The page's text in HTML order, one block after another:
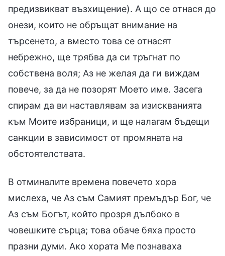
предизвикват възхищение). А що се отнася до
онези, които не обръщат внимание на
търсенето, а вместо това се отнасят
небрежно, ще трябва да си тръгнат по
собствена воля; Аз не желая да ги виждам
повече, за да не позорят Моето име. Засега
спирам да ви наставлявам за изискванията
към Моите избраници, и ще налагам бъдещи
санкции в зависимост от промяната на
обстоятелствата.
В отминалите времена повечето хора
мислеха, че Аз съм Самият премъдър Бог, че
Аз съм Богът, който прозря дълбоко в
човешките сърца; това обаче бяха просто
празни думи. Ако хората Ме познаваха